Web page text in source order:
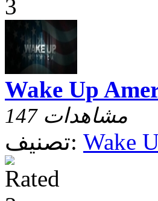
Wake Up
147 مشاهدات
تصنيف: Wake